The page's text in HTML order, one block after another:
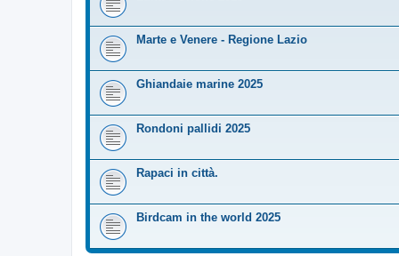
Marte e Venere - Regione Lazio
Ghiandaie marine 2025
Rondoni pallidi 2025
Rapaci in città.
Birdcam in the world 2025